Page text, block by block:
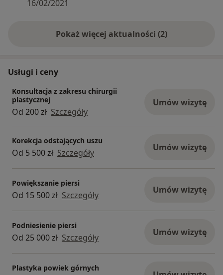
• Lifting piersi
• Symetryzacja piersi
• Redukcja kompleksu brodawka otoczka
Plastyka brzucha :
• Plastyka brzucha + przepukliny kresy białej
• Liposukcja brzucha
Plastyka twarzy:
• Plastyka powiek górnych
• Plastyka powiek dolnych
• Lifting twarzy
• Lifting szyi
• Korekta nosa
• Korekta uszu
16/02/2021
Pokaż więcej aktualności (2)
Usługi i ceny
Konsultacja z zakresu chirurgii
plastycznej
Od 200 zł Szczegóły
Umów wizytę
Korekcja odstających uszu
Od 5 500 zł Szczegóły Umów wizytę
Powiększanie piersi
Od 15 500 zł Szczegóły Umów wizytę
Podniesienie piersi
Od 25 000 zł Szczegóły Umów wizytę
Plastyka powiek górnych